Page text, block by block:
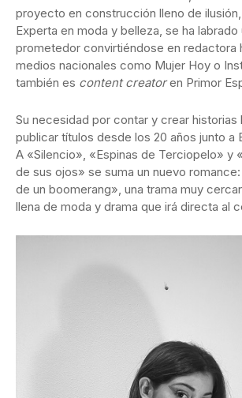
proyecto en construcción lleno de
Experta en moda y belleza, se ha labrado
prometedor convirtiéndose en redactora
medios nacionales como Mujer Hoy o
también es content creatoren Primor
Su necesidad por contar y crear historias
publicar títulos desde los 20 años junto a
A «Silencio», «Espinas de Terciopelo» y
de sus ojos» se suma un nuevo
de un boomerang», una trama muy
llena de moda y drama que irá directa al